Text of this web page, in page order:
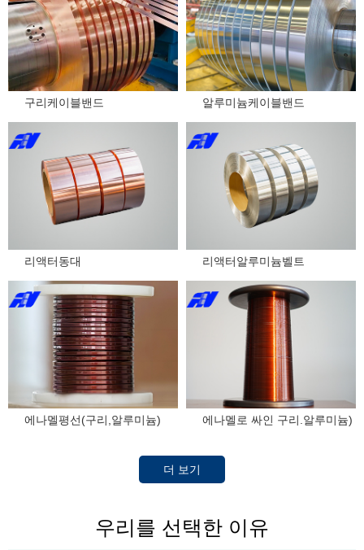
구리케이블밴드 알루미늄케이블밴드
리액터동대 리액터알루미늄벨트
에나멜평선(구리,알루미늄) 에나멜로 싸인 구리.알루미늄)
더 보기
우리를 선택한 이유